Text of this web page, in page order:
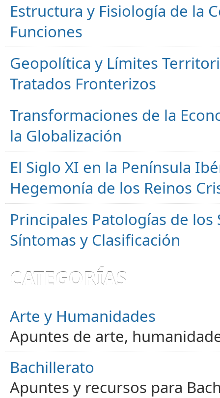
Estructura y Fisiología de la
Funciones
Geopolítica y Límites
Tratados Fronterizos
Transformaciones de la
la Globalización
El Siglo XI en la Península
Hegemonía de los Reinos
Principales Patologías de
Síntomas y Clasificación
CATEGORÍAS
Arte y Humanidades
Apuntes de arte,
Bachillerato
Apuntes y recursos para